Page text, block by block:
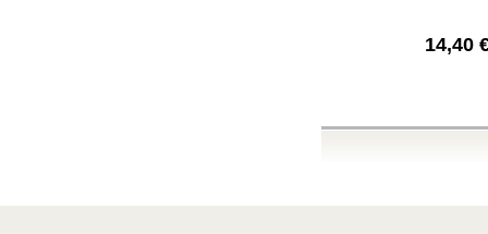
14,40